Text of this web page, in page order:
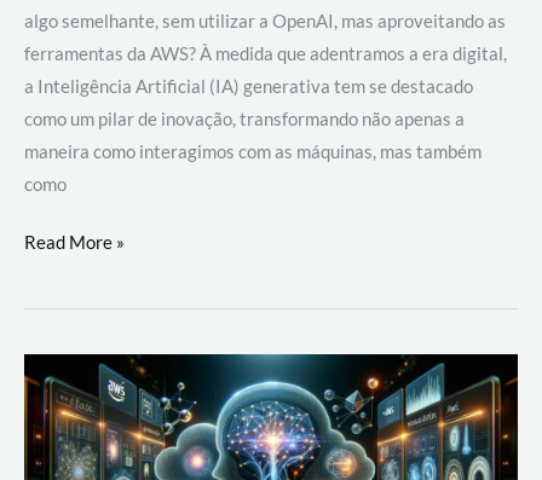
algo semelhante, sem utilizar a OpenAI, mas aproveitando as
ferramentas da AWS? À medida que adentramos a era digital,
a Inteligência Artificial (IA) generativa tem se destacado
como um pilar de inovação, transformando não apenas a
maneira como interagimos com as máquinas, mas também
como
Desenvolvimento
um
com
AWS
Read More »